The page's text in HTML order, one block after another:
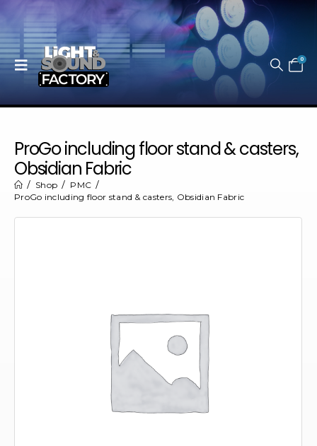
0
ProGo including floor stand & casters,
Obsidian Fabric
Shop
PMC
ProGo including floor stand & casters, Obsidian Fabric